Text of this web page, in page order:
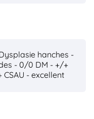
hanches -
- 0/0 DM - +/+
CSAU - excellent